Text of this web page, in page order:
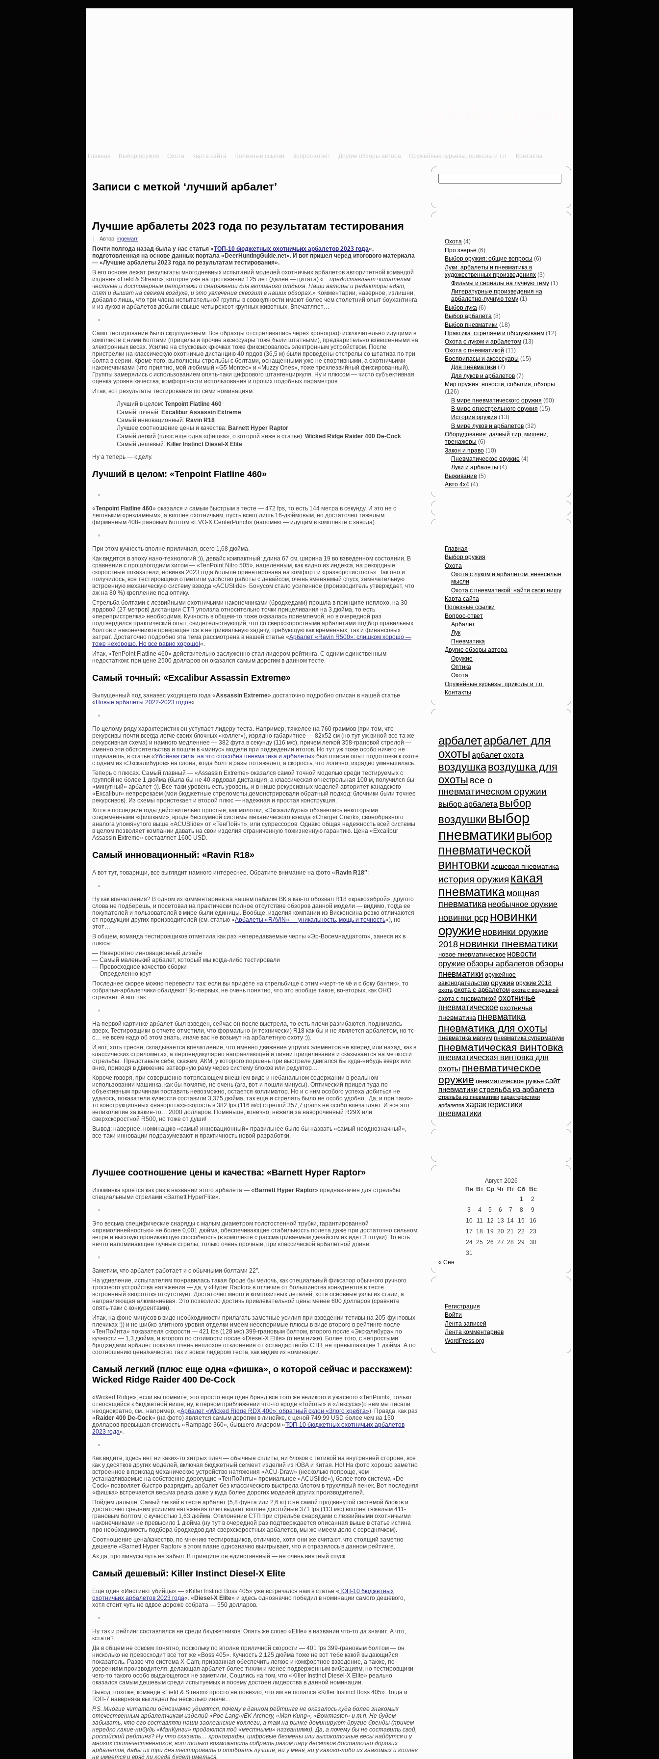
Главная Выбор оружия Охота Карта сайта Полезные ссылки Вопрос-ответ Другие обзоры автора Оружейные курьезы, приколы и т.п. Контакты
Записи с меткой ‘лучший арбалет’
Лучшие арбалеты 2023 года по результатам тестирования
Автор: ingewarr
Почти полгода назад была у нас статья «ТОП-10 бюджетных охотничьих арбалетов 2023 года«,
подготовленная на основе данных портала «DeerHuntingGuide.net». И вот пришел черед итогового материала
— «Лучшие арбалеты 2023 года по результатам тестирования».
В его основе лежат результаты многодневных испытаний моделей охотничьих арбалетов авторитетной командой
издания «Field & Stream», которое уже на протяжении 125 лет (далее — цитата) «…предоставляет читателям
честные и достоверные репортажи о снаряжении для активного отдыха. Наши авторы и редакторы едят,
спят и дышат на свежем воздухе, и это увлечение сквозит в наших обзорах.» Комментарии, наверное, излишни,
добавлю лишь, что три члена испытательной группы в совокупности имеют более чем столетний опыт боухантинга
и из луков и арбалетов добыли свыше четырехсот крупных животных. Впечатляет…
Само тестирование было скрупулезным. Все образцы отстреливались через хронограф исключительно идущими в
комплекте с ними болтами (прицелы и прочие аксессуары тоже были штатными), предварительно взвешенными на
электронных весах. Усилие на спусковых крючках тоже фиксировалось электронным устройством. После
пристрелки на классическую охотничью дистанцию 40 ярдов (36,5 м) были проведены отстрелы со штатива по три
болта в серии. Кроме того, выполнены стрельбы с болтами, оснащенными уже не спортивными, а охотничьими
наконечниками (что приятно, мой любимый «G5 Montec» и «Muzzy Ones», тоже трехлезвийный фиксированный).
Группы замерялись с использованием опять-таки цифрового штангенциркуля. Ну и плюсом — чисто субъективная
оценка уровня качества, комфортности использования и прочих подобных параметров.
Итак, вот результаты тестирования по семи номинациям:
Лучший в целом: Tenpoint Flatline 460
Самый точный: Excalibur Assassin Extreme
Самый инновационный: Ravin R18
Лучшее соотношение цены и качества: Barnett Hyper Raptor
Самый легкий (плюс еще одна «фишка», о которой ниже в статье): Wicked Ridge Raider 400 De-Cock
Самый дешевый: Killer Instinct Diesel-X Elite
Ну а теперь — к делу.
Лучший в целом: «Tenpoint Flatline 460»
«Tenpoint Flatline 460» оказался и самым быстрым в тесте — 472 fps, то есть 144 метра в секунду. И это не с
легоньким «рекламным», а вполне охотничьим, пусть всего лишь 16-дюймовым, но достаточно тяжелым
фирменным 408-грановым болтом «EVO-X CenterPunch» (напомню — идущим в комплекте с завода).
При этом кучность вполне приличная, всего 1,68 дюйма.
Как видится в эпоху нано-технологий :)), девайс компактный: длина 67 см, ширина 19 во взведенном состоянии. В
сравнении с прошлогодним хитом — «TenPoint Nitro 505», нацеленным, как видно из индекса, на рекордные
скоростные показатели, новинка 2023 года больше ориентирована на комфорт и «разворотистость». Так оно и
получилось, все тестировщики отметили удобство работы с девайсом, очень вменяемый спуск, замечательную
встроенную механическую систему взвода «ACUSlide». Бонусом стало усиленное (производитель утверждает, что
аж на 80 %) крепление под оптику.
Стрельба болтами с лезвийными охотничьими наконечниками (бродхедами) прошла в принципе неплохо, на 30-
ярдовой (27 метров) дистанции СТП уползла относительно точки прицеливания на 3 дюйма, то есть
«перепристрелка» необходима. Кучность в общем-то тоже оказалась приемлемой, но в очередной раз
подтвердился практический опыт, свидетельствующий, что со сверхскоростными арбалетами подбор правильных
болтов и наконечников превращается в нетривиальную задачу, требующую как временных, так и финансовых
затрат. Достаточно подробно эта тема рассмотрена в нашей статье «Арбалет «Ravin R500»: слишком хорошо —
тоже нехорошо. Но все равно хорошо!«.
Итак, «TenPoint Flatline 460» действительно заслуженно стал лидером рейтинга. С одним единственным
недостатком: при цене 2500 долларов он оказался самым дорогим в данном тесте.
Самый точный: «Excalibur Assassin Extreme»
Выпущенный под занавес уходящего года «Assassin Extreme» достаточно подробно описан в нашей статье
« Новые арбалеты 2022-2023 годов«.
По целому ряду характеристик он уступает лидеру теста. Например, тяжелее на 760 граммов (при том, что
рекурсивы почти всегда легче своих блочных «коллег»), изрядно габаритнее — 82х52 см (но тут уж виной все та же
рекурсивная схема) и намного медленнее — 382 фута в секунду (116 м/с), причем легкой 358-грановой стрелой —
именно эти обстоятельства и пошли в «минус» модели при подведении итогов. Но тут уж тоже особо ничего не
поделаешь, в статье «Убойная сила: на что способна пневматика и арбалеты» был описан опыт подготовки к охоте
с одним из «Экскалибуров» на слона, когда болт в разы потяжелел, а скорость, что логично, изрядно уменьшилась.
Теперь о плюсах. Самый главный — «Assassin Extreme» оказался самой точной моделью среди тестируемых с
группой не более 1 дюйма (была бы не 40-ярдовая дистанция, а классическая огнестрельная 100 м, получился бы
«минутный» арбалет :)). Все-таки уровень есть уровень, и в нише рекурсивных моделей авторитет канадского
«Excalibur» непререкаем (мои бюджетные стрелометы демонстрировали обратный подход: блочники были точнее
рекурсивов). Из схемы проистекает и второй плюс — надежная и простая конструкция.
Хотя в последние годы действительно простые, как молотки, «Экскалибуры» обзавелись некоторыми
современными «фишками», вроде бесшумной системы механического взвода «Charger Crank», своеобразного
аналога упомянутого выше «ACUSlide» от «ТенПойнт», или супрессоров. Однако общая надежность всей системы
в целом позволяет компании давать на свои изделия ограниченную пожизненную гарантию. Цена «Excalibur
Assassin Extreme» составляет 1600 USD.
Самый инновационный: «Ravin R18»
А вот тут, товарищи, все выглядит намного интереснее. Обратите внимание на фото « Ravin R18″:
Ну как впечатления? В одном из комментариев на нашем паблике ВК я как-то обозвал R18 «кракозяброй», другого
слова не подберешь, и посетовал на практически полное отсутствие обзоров данной модели — видимо, тогда ее
покупателей и пользователей в мире были единицы. Вообще, изделия компании из Висконсина резко отличаются
от продукции других производителей (см. статью «Арбалеты «RAVIN» — уникальность, мощь и точность«), но
этот…
В общем, команда тестировщиков отметила как раз непередаваемые черты «Эр-Восемнадцатого», занеся их в
плюсы:
— Невероятно инновационный дизайн
— Самый маленький арбалет, который мы когда-либо тестировали
— Превосходное качество сборки
— Определенно крут
Последнее скорее можно перевести так: если вы придете на стрельбище с этим «черт-те чё и с боку бантик», то
собратья-арбалетчики обалдеют! Во-первых, не очень понятно, что это вообще такое, во-вторых, как ОНО
стреляет. А вот так:
На первой картинке арбалет был взведен, сейчас он после выстрела, то есть плечи разгибаются, поднимаясь
вверх. Тестировщики в отчете отметили, что формально (и технически) R18 как бы и не является арбалетом, но тс-
с… не всем надо об этом знать, иначе вас не возьмут на арбалетную охоту :)).
И вот, хоть тресни, складывается впечатление, что именно движение упругих элементов не вперед или назад, как в
классических стрелометах, а перпендикулярно направляющей и линии прицеливания и сказывается на меткости
стрельбы. Представьте себе, скажем, АКМ, у которого поршень при выстреле двигался бы куда-нибудь вверх или
вниз, приводя в движение затворную раму через систему блоков или редуктор…
Короче говоря, при совершенно потрясающем внешнем виде и небанальном содержании в реальном
использовании машинка, как бы помягче, не очень (ага, вот и пошли минусы). Оптический прицел туда по
объективным причинам поставить невозможно, остается коллиматор. Но и с ним особого успеха добиться не
удалось, показатели кучности составили 3,375 дюйма, так еще и стрелять было не особо удобно. Да, и при таких-
то конструкционных «наворотах»скорость в 382 fps (116 м/с) стрелой 357,7 grains не особо впечатляет. И все это
великолепие за какие-то… 2000 долларов. Поменьше, конечно, нежели за навороченный R29X или
сверхскоростной R500, но тоже от души!
Вывод: наверное, номинацию «самый инновационный» правильнее было бы назвать «самый неоднозначный»,
все-таки инновации подразумевают и практичность новой разработки.
Лучшее соотношение цены и качества: «Barnett Hyper Raptor»
Изюминка кроется как раз в названии этого арбалета — « Barnett Hyper Raptor» предназначен для стрельбы
специальными стрелами «Barnett HyperFlite».
Это весьма специфические снаряды с малым диаметром толстостенной трубки, гарантированной
«прямолинейностью» не более 0,001 дюйма, обеспечивающие стабильность полета даже при достаточно сильном
ветре и высокую проникающую способность (в комплекте с рассматриваемым девайсом их идет 3 штуки). То есть
нечто напоминающее лучные стрелы, только очень прочные, при классической арбалетной длине.
Заметим, что арбалет работает и с обычными болтами 22″.
На удивление, испытателям понравилась такая броде бы мелочь, как специальный фиксатор обычного ручного
тросового устройства натяжения — да, у «Hyper Raptor» в отличие от большинства конкурентов в тесте
встроенный «вороток» отсутствует. Достаточно много и композитных деталей, хотя основные узлы из стали, а
направляющая алюминиевая. Это позволило достичь привлекательной цены менее 600 долларов (сравните
опять-таки с конкурентами).
Итак, на фоне минусов в виде необходимости прилагать заметные усилия при взведении тетивы на 205-фунтовых
плечиках :)) и не шибко элитного уровня отделки имеем неоспоримые плюсы в виде второго в рейтинге после
«ТенПойнта» показателя скорости — 421 fps (128 м/с) 399-грановым болтом, второго после «Экскалибура» по
кучности — 1,3 дюйма, и второго по стоимости после «Diesel-X Elite» (о нем ниже). Более того, с непростыми
бродхедами арбалет показал очень неплохое отклонение от «стандартной» СТП, не превышающее 1 дюйма. А по
соотношению цена/качество так и вовсе лидером теста, как видим из номинации.
Самый легкий (плюс еще одна «фишка», о которой сейчас и расскажем):
Wicked Ridge Raider 400 De-Cock
«Wicked Ridge», если вы помните, это просто еще один бренд все того же великого и ужасного «TenPoint», только
относящийся к бюджетной нише, ну, в первом приближении что-то вроде «Тойоты» и «Лексуса»(о нем мы писали
неоднократно, см., например, «Арбалет «Wicked Ridge RDX 400»: обратный склон «Злого хребта»). Правда, как раз
« Raider 400 De-Cock» (на фото) является самым дорогим в линейке, с ценой 749,99 USD более чем на 150
долларов превышая стоимость «Rampage 360», бывшего лидером «ТОП-10 бюджетных охотничьих арбалетов
2023 года«.
Как видите, здесь нет ни каких-то хитрых плеч — обычные сплиты, ни блоков с тетивой на внутренней стороне, все
как у десятков других моделей, включая бюджетный сегмент изделий из ЮВА и Китая. Но! На фото хорошо заметно
встроенное в приклад механическое устройство натяжения «ACU-Draw» (несколько попроще, чем
устанавливаемые на собственно дорогущие «ТенПойнты» премиальное «ACUSlide»), более того система «De-
Cock» позволяет быстро разрядить арбалет без классического выстрела блотом в трухлявый пенек. Вот последняя
«фишка» встречается весьма редка даже у куда более дорогих моделей других производителей.
Пойдем дальше. Самый легкий в тесте арбалет (5,8 фунта или 2,6 кг) с не самой продвинутой системой блоков и
достаточно средним усилием натяжения плеч выдает вполне достойные 371 fps (113 м/с) вполне тяжелым 411-
грановым болтом, с кучностью 1,63 дюйма. Отклонение СТП при стрельбе снарядами с лезвийными охотничьими
наконечниками не превысило 1 дюйма (ну тут в очередной раз подтверждается описанная выше в статье истина
про необходимость подбора бродхедов для сверхскоростных арбалетов, мы же имеем дело с середнячком).
Соотношение цена/качество, по мнению тестировщиков, отличное, хотя они же считают, что стоящий заметно
дешевле «Barnett Hyper Raptor» в этом плане однозначно выигрывает, что и отразилось в данном рейтинге.
Ах да, про минусы чуть не забыл. В принципе он единственный — не очень внятный спуск.
Самый дешевый: Killer Instinct Diesel-X Elite
Еще один «Инстинкт убийцы» — «Killer Instinct Boss 405» уже встречался нам в статье «ТОП-10 бюджетных
охотничьих арбалетов 2023 года«. « Diesel-X Elite» и здесь однозначно победил в номинации самого дешевого,
хотя стоит чуть не вдвое дороже собрата — 550 долларов.
Ну так и рейтинг составлялся не среди бюджетников. Опять же слово «Elite» в названии что-то да значит. А что,
кстати?
Да в общем не совсем понятно, поскольку по вполне приличной скорости — 401 fps 399-грановым болтом — он
нисколько не превосходит все тот же «Boss 405». Кучность 2,125 дюйма тоже не вот тебе какой выдающийся
показатель. Разве что система X-Cam, призванная обеспечить легкое и комфортное взведение, а также, по
уверениям производителя, делающая арбалет более тихим и менее подверженным вибрациям, но тестировщики
чего-то такого особо выдающегося не заметили. Сошлись на том, что «Killer Instinct Diesel-X Elite» реально
оказался самым дешевым среди испытуемых и посему достоен лидерства в данной номинации.
Вывод: похоже, команде «Field & Stream» просто не повезло, что им не попался «Killer Instinct Boss 405». Тогда и
ТОП-7 наверняка выглядел бы несколько иначе…
P.S. Многие читатели однозначно удивятся, почему в данном рейтинге не оказалось куда более знакомых
отечественным арбалетчикам изделий «Poe Lang»/EK Archery, «Man Kung», «Bowmaster» и т.п. Не будем
забывать, что его составляли наши заокеанские коллеги, а там на рынке доминируют другие бренды (причем
нередко какие-нибудь «МанКунги» продаются под «местными» названиями). Да, а почему бы не составить свой,
российский рейтинг? Ну что сказать… хронографы, цифровые безмены или высокоточные весы найдутся и у
многих соотечественников, вот только возможность собрать разом пару десятков достаточно дорогих
арбалетов, дабы их три дня тестировать и отобрать лучшие, ни у меня, ни у какого-либо из знакомых и коллег
не имеется и вряд ли когда будет иметься.
Охота (4)
Про зверьё (6)
Выбор оружия: общие вопросы (6)
Луки. арбалеты и пневматика в
художественных произведениях (3)
Фильмы и сериалы на лучную тему (1)
Литературные произведения на
арбалетно-лучную тему (1)
Выбор лука (6)
Выбор арбалета (8)
Выбор пневматики (18)
Практика: стреляем и обслуживаем (12)
Охота с луком и арбалетом (13)
Охота с пневматикой (11)
Боеприпасы и аксессуары (15)
Для пневматики (7)
Для луков и арбалетов (7)
Мир оружия: новости, события, обзоры
(126)
В мире пневматического оружия (60)
В мире огнестрельного оружия (15)
История оружия (13)
В мире луков и арбалетов (32)
Оборудование: дачный тир, мишени,
тренажеры (6)
Закон и право (10)
Пневматическое оружие (4)
Луки и арбалеты (4)
Выживание (5)
Авто 4х4 (4)
Главная
Выбор оружия
Охота
Охота с луком и арбалетом: невеселые
мысли
Охота с пневматикой: найти свою нишу
Карта сайта
Полезные ссылки
Вопрос-ответ
Арбалет
Лук
Пневматика
Другие обзоры автора
Оружие
Оптика
Охота
Оружейные курьезы, приколы и т.п.
Контакты
арбалетарбалет для
охоты арбалет охота
воздушкавоздушка для
охоты все о
пневматическом оружии
выбор арбалета выбор
воздушки выбор
пневматикивыбор
пневматической
винтовки дешевая пневматика
история оружия какая
пневматика мощная
пневматика необычное оружие
новинки pcp новинки
оружие новинки оружие
2018 новинки пневматики
новое пневматическое новости
оружиеобзоры арбалетов обзоры
пневматики оружейное
законодательство оружие оружие 2018
охота охота с арбалетом охота с воздушкой
охота с пневматикой охотничье
пневматическое охотничья
пневматика пневматика
пневматика для охоты
пневматика магнум пневматика супермагнум
пневматическая винтовка
пневматическая винтовка для
охоты пневматическое
оружие пневматическое ружье сайт
пневматикистрельба из арбалета
стрельба из пневматики характеристики
арбалетов характеристики
пневматики
Август 2026
Пн Вт Ср Чт Пт Сб Вс
1
2
3
4 5 6 7 8
9
10
11 12 13 14 15
16
17
18 19 20 21 22
23
24 25 26 27 28 29
30
31
« Сен
Регистрация
Войти
Лента записей
Лента комментариев
WordPress.org